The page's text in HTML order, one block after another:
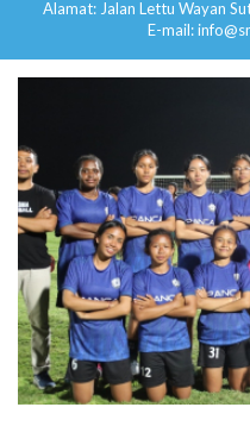
Alamat: Jalan Lettu Wayan
E-mail: